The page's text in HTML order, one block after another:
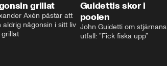
grillat
Axén påstår att
aldrig någonsin i sitt liv
grillat
Guidettis skor i
poolen
John Guidetti om stjärnans
utfall: ”Fick fiska upp”